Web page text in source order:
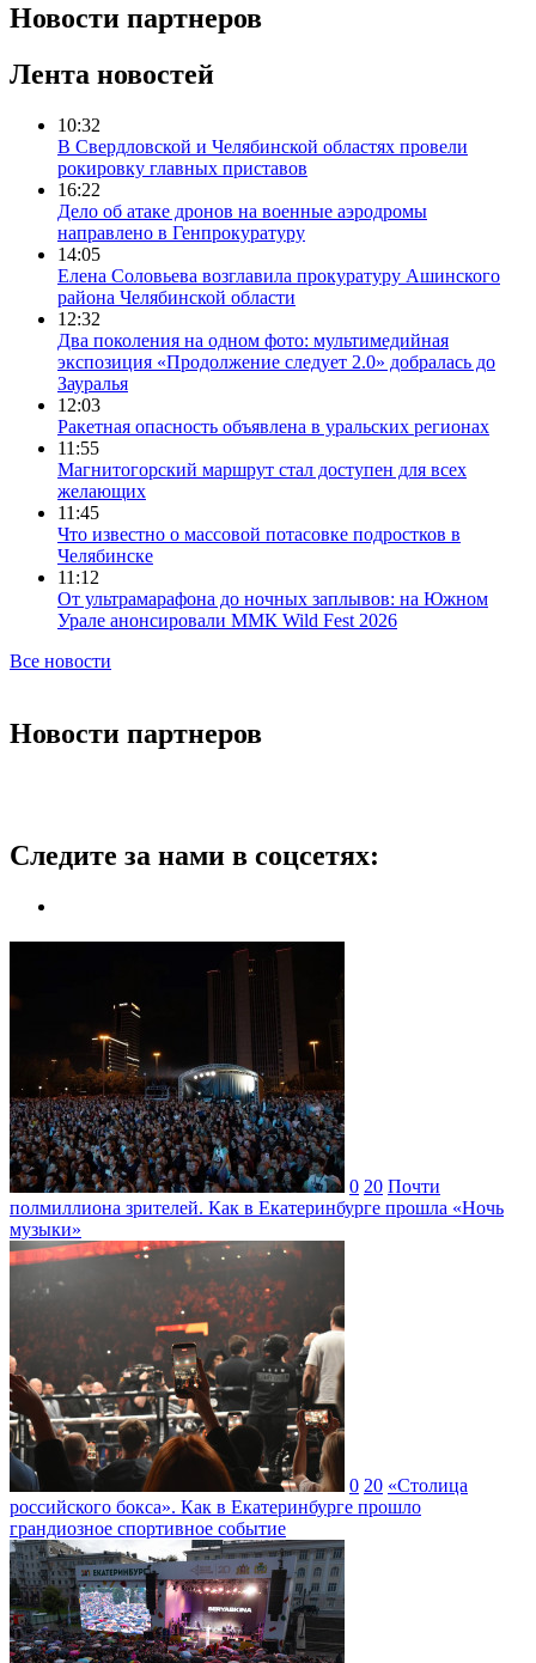
Новости партнеров
Лента новостей
10:32
В Свердловской и Челябинской областях провели
рокировку главных приставов
16:22
Дело об атаке дронов на военные аэродромы
направлено в Генпрокуратуру
14:05
Елена Соловьева возглавила прокуратуру Ашинского
района Челябинской области
12:32
Два поколения на одном фото: мультимедийная
экспозиция «Продолжение следует 2.0» добралась до
Зауралья
12:03
Ракетная опасность объявлена в уральских регионах
11:55
Магнитогорский маршрут стал доступен для всех
желающих
11:45
Что известно о массовой потасовке подростков в
Челябинске
11:12
От ультрамарафона до ночных заплывов: на Южном
Урале анонсировали ММК Wild Fest 2026
Все новости
Новости партнеров
Следите за нами в соцсетях:
0 20 Почти
полмиллиона зрителей. Как в Екатеринбурге прошла «Ночь
музыки»
0 20 «Столица
российского бокса». Как в Екатеринбурге прошло
грандиозное спортивное событие